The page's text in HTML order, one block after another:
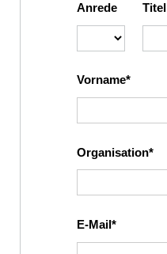
Anrede Titel
Vorname
Organisation
E-Mail